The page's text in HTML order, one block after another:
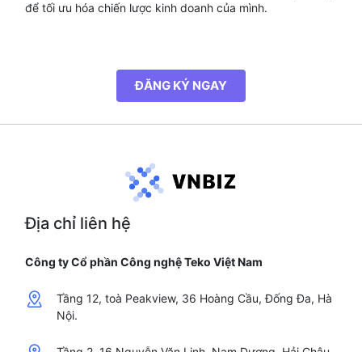
để tối ưu hóa chiến lược kinh doanh của mình.
ĐĂNG KÝ NGAY
Địa chỉ liên hệ
Công ty Cổ phần Công nghệ Teko Việt Nam
Tầng 12, toà Peakview, 36 Hoàng Cầu, Đống Đa, Hà
Nội.